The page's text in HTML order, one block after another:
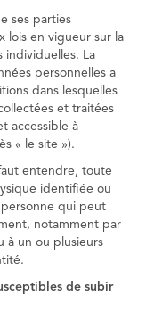
ses parties
lois en vigueur sur la
La
personnelles a
dans lesquelles
et traitées
accessible à
« le site »).
entendre, toute
identifiée ou
qui peut
notamment par
à un ou plusieurs
de subir